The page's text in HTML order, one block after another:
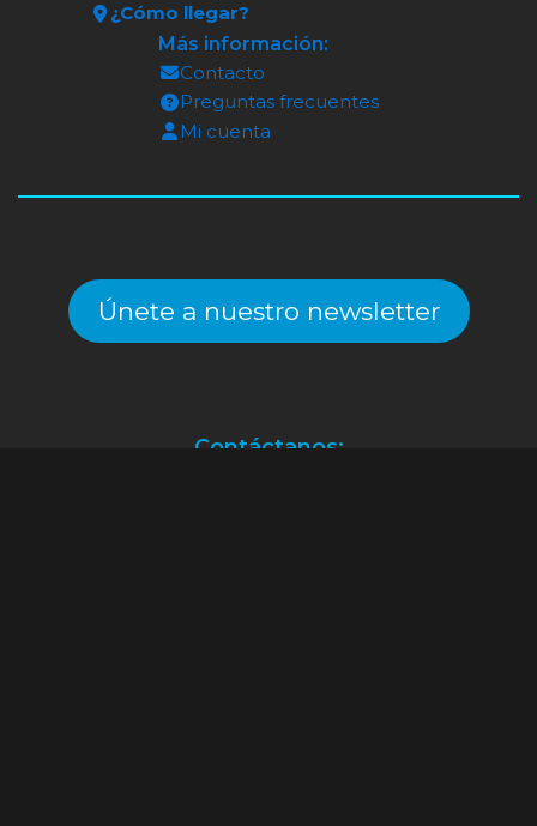
¿Cómo llegar?
Más información:
Contacto
Preguntas frecuentes
Mi cuenta
Únete a nuestro newsletter
Contáctanos: